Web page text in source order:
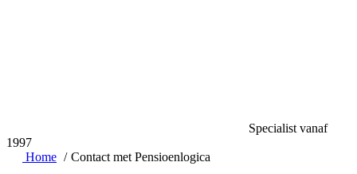
Specialist vanaf
1997
Home
Contact met Pensioenlogica